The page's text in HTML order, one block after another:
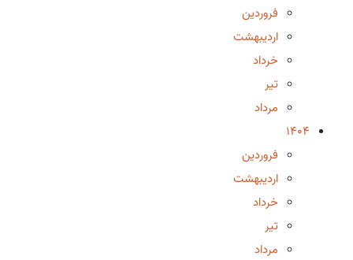
فروردین
اردیبهشت
خرداد
تیر
مرداد
1404
فروردین
اردیبهشت
خرداد
تیر
مرداد